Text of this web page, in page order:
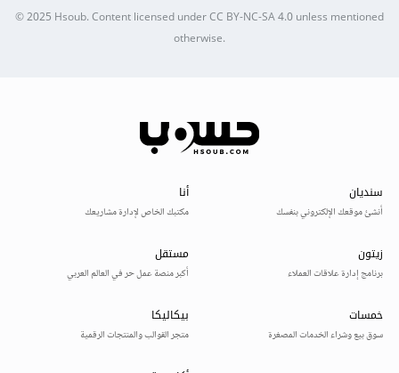
© 2025Hsoub.Content licensed underCC BY-NC-SA 4.0unless mentioned
otherwise.